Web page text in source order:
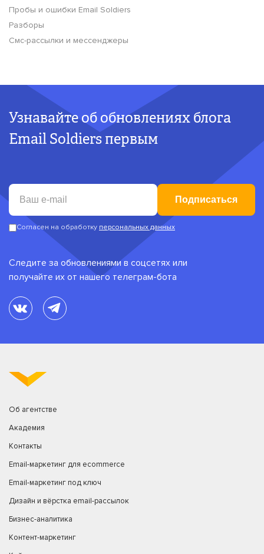
Пробы и ошибки Email Soldiers
Разборы
Смс-рассылки и мессенджеры
Узнавайте об обновлениях блога
Email Soldiers первым
Подписаться
Согласен на обработку персональных данных
Следите за обновлениями в соцсетях или
получайте их от нашего телеграм-бота
Об агентстве
Академия
Контакты
Email-маркетинг для ecommerce
Email-маркетинг под ключ
Дизайн и вёрстка email-рассылок
Бизнес-аналитика
Контент-маркетинг